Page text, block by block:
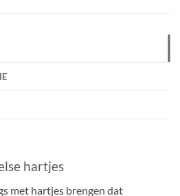
hartjes
met hartjes brengen dat